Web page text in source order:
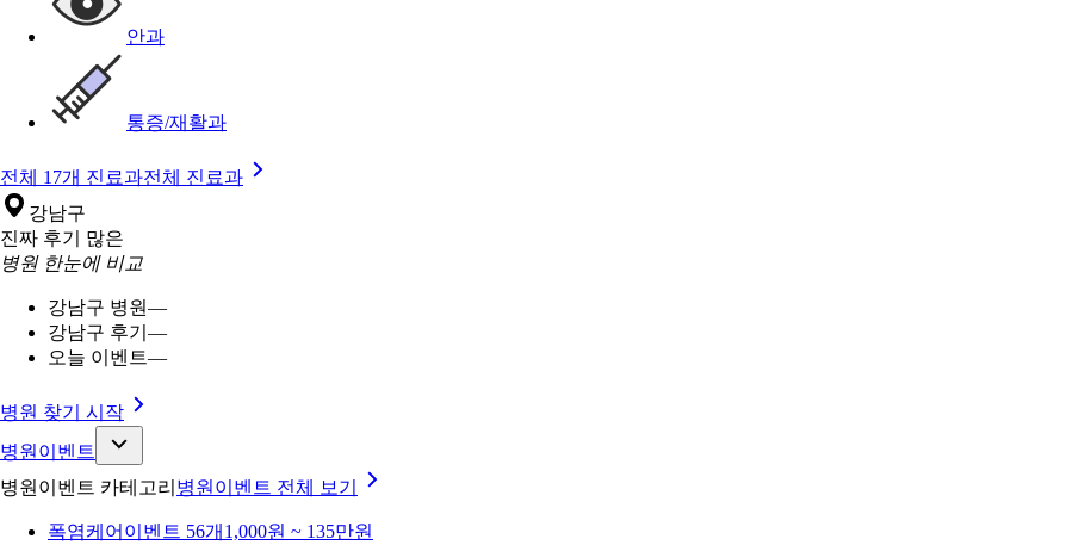
안과
통증/재활과
전체 17개 진료과전체 진료과
강남구
진짜 후기 많은
병원 한눈에 비교
강남구 병원—
강남구 후기 —
오늘 이벤트—
병원 찾기 시작
병원이벤트
병원이벤트 카테고리 병원이벤트 전체 보기
폭염케어 이벤트 56개 1,000원 ~ 135만원